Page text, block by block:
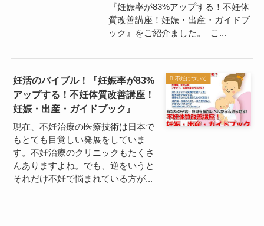
『妊娠率が83%アップする！不妊体
質改善講座！妊娠・出産・ガイドブ
ック』をご紹介ました。 こ...
不妊について
妊活のバイブル！『妊娠率が83%
アップする！不妊体質改善講座！
妊娠・出産・ガイドブック』
現在、不妊治療の医療技術は日本で
もとても目覚しい発展をしていま
す。不妊治療のクリニックもたくさ
んありますよね。でも、逆をいうと
それだけ不妊で悩まれている方が...